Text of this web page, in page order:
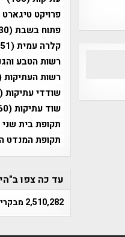
פרויקט טיגארט
פתוח בשבת(130)
קלרה עמית(51)
רשות הטבע
רשות העתיקות
שודדי עתיקות(44)
שוד עתיקות(60)
תקופת בית שני
תקופת המנדט
עד כה צפו
2,510,282 מבקרים